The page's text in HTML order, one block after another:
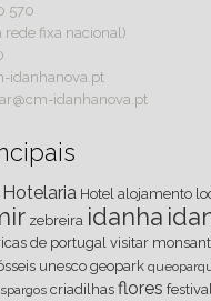
570
rede fixa nacional)
idanhanova.pt
idanhanova.pt
Hotelaria Hotel alojamento
zebreira idanha
de portugal visitar
unesco geopark
criadilhas flores festival